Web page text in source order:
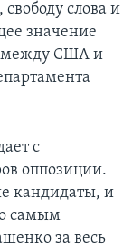
слова и
значение
между США и
с
оппозиции.
кандидаты, и
самым
за весь